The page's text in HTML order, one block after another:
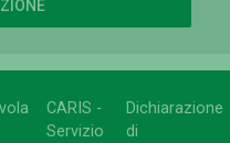
CARIS -
Servizio
Dichiarazione
di